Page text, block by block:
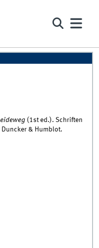
(1st ed.). Schriften
& Humblot.